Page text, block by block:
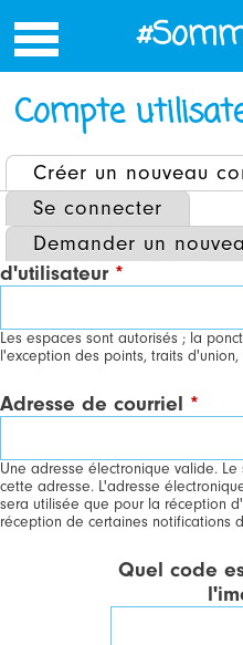
to
navigation
Compte
ONGLETS
PRINCIPAUX
Créer un nouveau
Se connecter
Demander un
d'utilisateur *
Les espaces sont autorisés ; la
l'exception des points, traits
Adresse de courriel *
Une adresse électronique valide.
cette adresse. L'adresse
sera utilisée que pour la réception
réception de certaines notifications
Quel code